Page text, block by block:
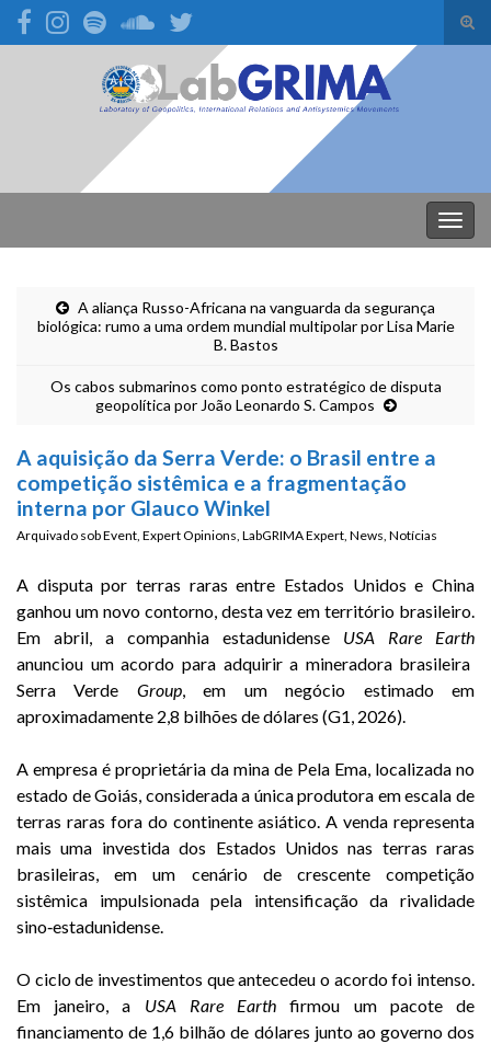
Search for:
A aliança Russo-Africana na vanguarda da segurança
biológica: rumo a uma ordem mundial multipolar por Lisa Marie
B. Bastos
Os cabos submarinos como ponto estratégico de disputa
geopolítica por João Leonardo S. Campos
A aquisição da Serra Verde: o Brasil entre a
competição sistêmica e a fragmentação
interna por Glauco Winkel
Arquivado sobEvent, Expert Opinions, LabGRIMA Expert, News, Notícias
A disputa por terras raras entre Estados Unidos e China
ganhou um novo contorno, desta vez em território brasileiro.
Em abril, a companhia estadunidense USA Rare Earth
anunciou um acordo para adquirir a mineradora brasileira
Serra Verde Group, em um negócio estimado em
aproximadamente 2,8 bilhões de dólares (G1, 2026).
A empresa é proprietária da mina de Pela Ema, localizada no
estado de Goiás, considerada a única produtora em escala de
terras raras fora do continente asiático. A venda representa
mais uma investida dos Estados Unidos nas terras raras
brasileiras, em um cenário de crescente competição
sistêmica impulsionada pela intensificação da rivalidade
sino‑estadunidense.
O ciclo de investimentos que antecedeu o acordo foi intenso.
Em janeiro, a USA Rare Earth firmou um pacote de
financiamento de 1,6 bilhão de dólares junto ao governo dos